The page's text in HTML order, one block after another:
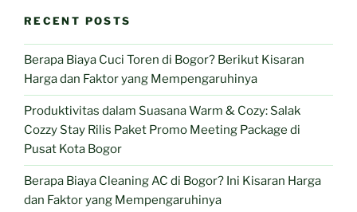
RECENT POSTS
Berapa Biaya Cuci Toren di Bogor? Berikut Kisaran
Harga dan Faktor yang Mempengaruhinya
Produktivitas dalam Suasana Warm & Cozy: Salak
Cozzy Stay Rilis Paket Promo Meeting Package di
Pusat Kota Bogor
Berapa Biaya Cleaning AC di Bogor? Ini Kisaran Harga
dan Faktor yang Mempengaruhinya